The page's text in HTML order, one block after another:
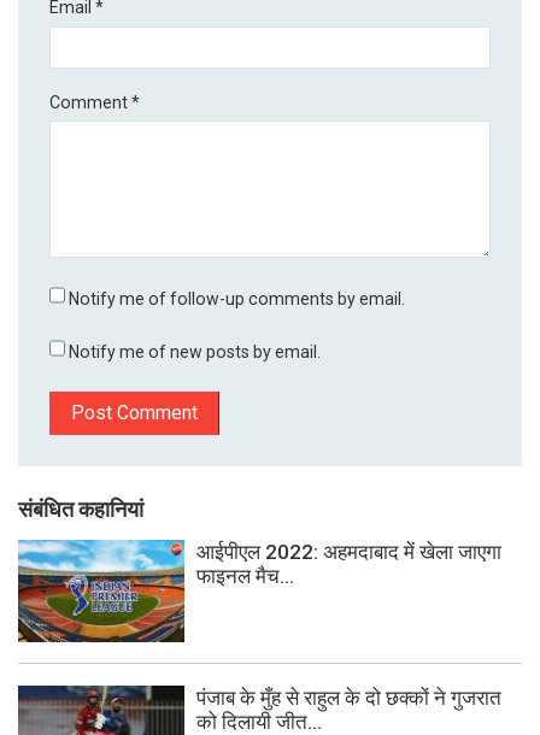
Email*
Comment*
Notify me of follow-up comments by email.
Notify me of new posts by email.
संबंधित कहानियां
आईपीएल 2022: अहमदाबाद में खेला जाएगा
फाइनल मैच...
पंजाब के मुँह से राहुल के दो छक्कों ने गुजरात
को दिलायी जीत...